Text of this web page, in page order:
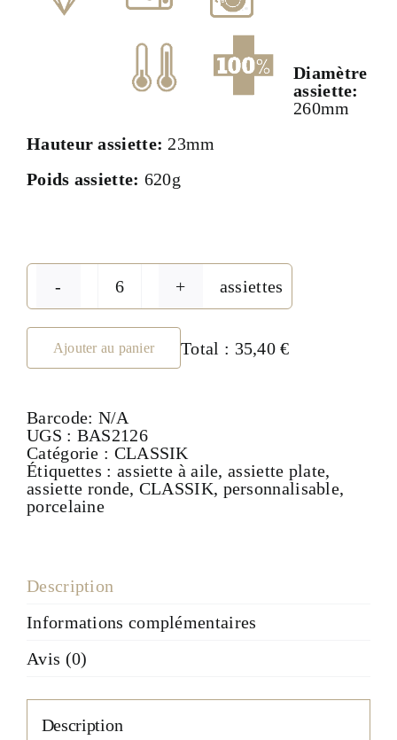
Diamètre
assiette:
260mm
Hauteur assiette: 23mm
Poids assiette: 620g
quantité
de
Assiette
plate
26cm
assiettes
Ajouter au panier Total : 35,40 €
Barcode: N/A
UGS : BAS2126
Catégorie : CLASSIK
Étiquettes : assiette à aile,assiette plate,
assiette ronde, CLASSIK, personnalisable,
porcelaine
Description
Informations complémentaires
Avis (0)
Description